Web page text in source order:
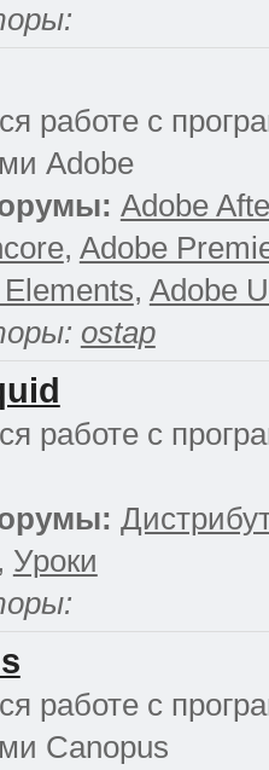
работе с
Adobe
Adobe
, Adobe
, Adobe
ostap
работе с
, Уроки
работе с
Canopus